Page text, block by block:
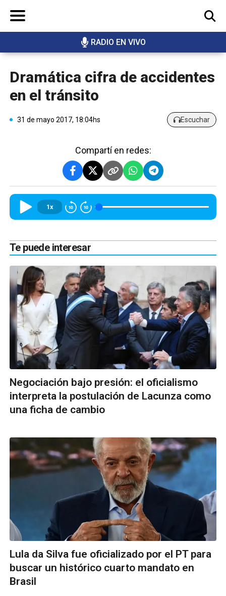
RADIO EN VIVO
BUSCAR
Dramática cifra de accidentes
en el tránsito
31 de mayo 2017, 18:04hs Escuchar
Compartí en redes:
1x
Te puede interesar
Negociación bajo presión: el oficialismo
interpreta la postulación de Lacunza como
una ficha de cambio
Lula da Silva fue oficializado por el PT para
buscar un histórico cuarto mandato en
Brasil